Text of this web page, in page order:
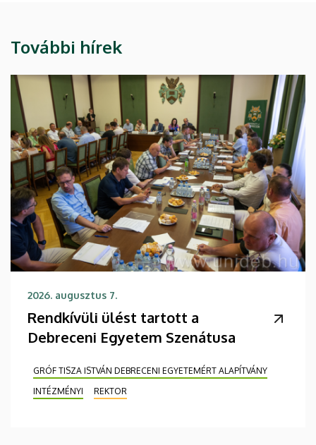
További hírek
2026. augusztus 7.
Rendkívüli ülést tartott a
Debreceni Egyetem Szenátusa
GRÓF TISZA ISTVÁN DEBRECENI EGYETEMÉRT ALAPÍTVÁNY
INTÉZMÉNYI
REKTOR